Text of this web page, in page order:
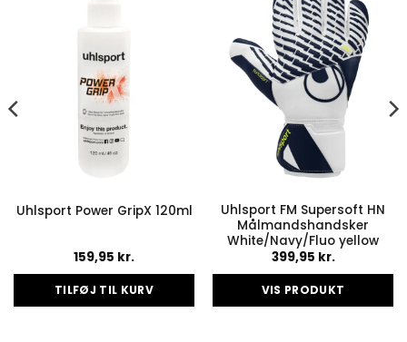
Uhlsport Power GripX 120ml
159,95 kr.
TILFØJ TIL KURV
Uhlsport FM Supersoft HN
Målmandshandsker
White/Navy/Fluo yellow
399,95 kr.
VIS PRODUKT